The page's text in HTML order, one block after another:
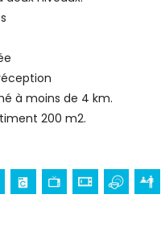
à moins de 4 km.
200 m2.